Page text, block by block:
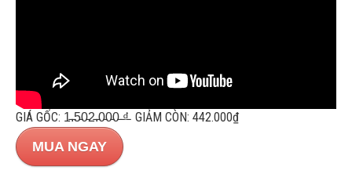
GIÁ GỐC: 1̵.̵5̵0̵2̵.̵0̵0̵0̵ ̵₫̵ GIẢM CÒN: 442.000₫
MUA NGAY